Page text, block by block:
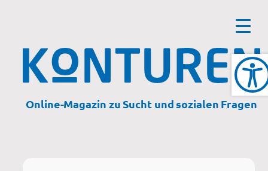
Online-Magazin zu Sucht und sozialen Fragen